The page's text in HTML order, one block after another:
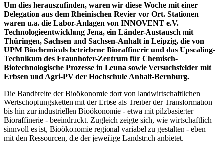
Um dies herauszufinden, waren wir diese Woche mit einer
Delegation aus dem Rheinischen Revier vor Ort. Stationen
waren u.a. die Labor-Anlagen von INNOVENT e.V.
Technologieentwicklung Jena, ein Länder-Austausch mit
Thüringen, Sachsen und Sachsen-Anhalt in Leipzig, die von
UPM Biochemicals betriebene Bioraffinerie und das Upscaling-
Technikum des Fraunhofer-Zentrum für Chemisch-
Biotechnologische Prozesse in Leuna sowie Versuchsfelder mit
Erbsen und Agri-PV der Hochschule Anhalt-Bernburg.
Die Bandbreite der Bioökonomie dort von landwirtschaftlichen
Wertschöpfungsketten mit der Erbse als Treiber der Transformation
bis hin zur industriellen Bioökonomie - etwa mit pilzbasierter
Bioraffinerie - beeindruckt. Zugleich zeigte sich, wie wirtschaftlich
sinnvoll es ist, Bioökonomie regional variabel zu gestalten - eben
mit den Ressourcen, die der jeweilige Landstrich anbietet.